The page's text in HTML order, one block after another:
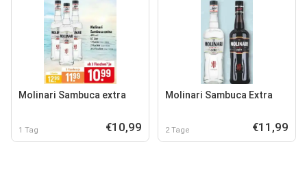
Molinari Sambuca extra
1 Tag €10,99
Molinari Sambuca Extra
2 Tage €11,99